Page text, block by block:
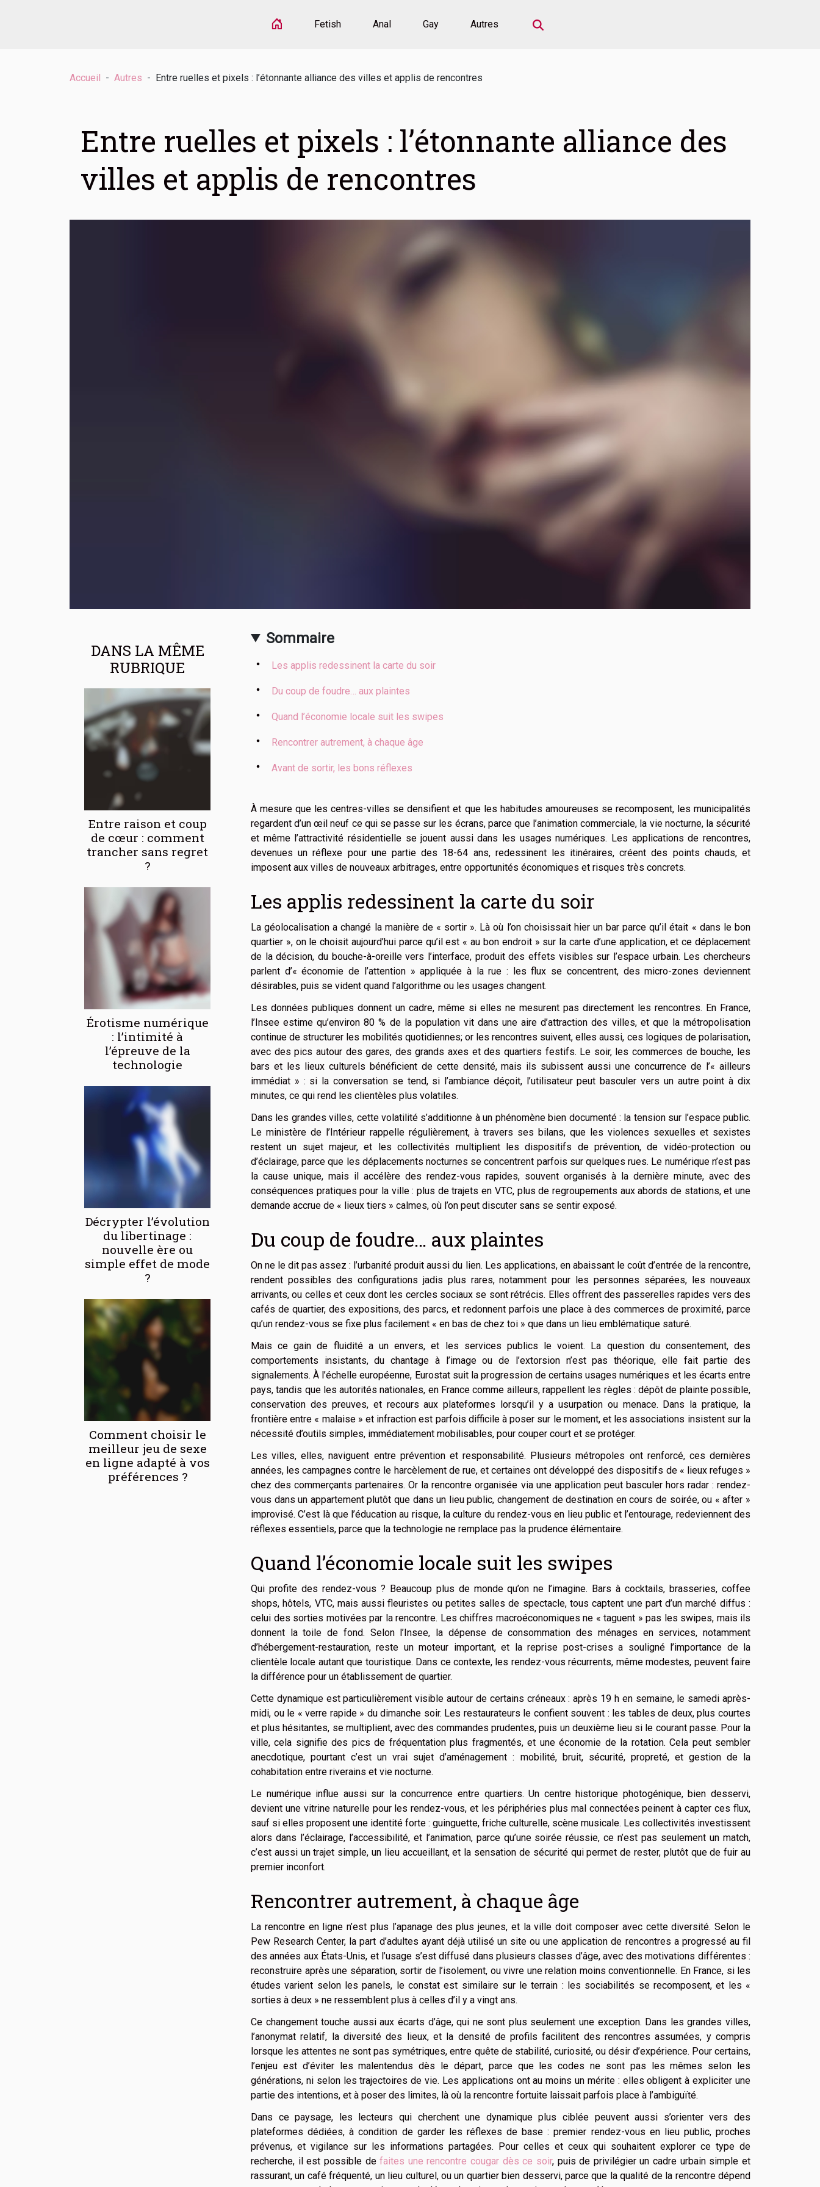
Fetish Anal Gay Autres
Accueil Autres Entre ruelles et pixels : l’étonnante alliance des villes et applis de rencontres
Entre ruelles et pixels : l’étonnante alliance des
villes et applis de rencontres
DANS LA MÊME
RUBRIQUE
Entre raison et coup
de cœur : comment
trancher sans regret
?
Érotisme numérique
: l’intimité à
l’épreuve de la
technologie
Décrypter l’évolution
du libertinage :
nouvelle ère ou
simple effet de mode
?
Comment choisir le
meilleur jeu de sexe
en ligne adapté à vos
préférences ?
Sommaire
Les applis redessinent la carte du soir
Du coup de foudre… aux plaintes
Quand l’économie locale suit les swipes
Rencontrer autrement, à chaque âge
Avant de sortir, les bons réflexes
À mesure que les centres-villes se densifient et que les habitudes amoureuses se recomposent, les municipalités
regardent d’un œil neuf ce qui se passe sur les écrans, parce que l’animation commerciale, la vie nocturne, la sécurité
et même l’attractivité résidentielle se jouent aussi dans les usages numériques. Les applications de rencontres,
devenues un réflexe pour une partie des 18-64 ans, redessinent les itinéraires, créent des points chauds, et
imposent aux villes de nouveaux arbitrages, entre opportunités économiques et risques très concrets.
Les applis redessinent la carte du soir
La géolocalisation a changé la manière de « sortir ». Là où l’on choisissait hier un bar parce qu’il était « dans le bon
quartier », on le choisit aujourd’hui parce qu’il est « au bon endroit » sur la carte d’une application, et ce déplacement
de la décision, du bouche-à-oreille vers l’interface, produit des effets visibles sur l’espace urbain. Les chercheurs
parlent d’« économie de l’attention » appliquée à la rue : les flux se concentrent, des micro-zones deviennent
désirables, puis se vident quand l’algorithme ou les usages changent.
Les données publiques donnent un cadre, même si elles ne mesurent pas directement les rencontres. En France,
l’Insee estime qu’environ 80 % de la population vit dans une aire d’attraction des villes, et que la métropolisation
continue de structurer les mobilités quotidiennes; or les rencontres suivent, elles aussi, ces logiques de polarisation,
avec des pics autour des gares, des grands axes et des quartiers festifs. Le soir, les commerces de bouche, les
bars et les lieux culturels bénéficient de cette densité, mais ils subissent aussi une concurrence de l’« ailleurs
immédiat » : si la conversation se tend, si l’ambiance déçoit, l’utilisateur peut basculer vers un autre point à dix
minutes, ce qui rend les clientèles plus volatiles.
Dans les grandes villes, cette volatilité s’additionne à un phénomène bien documenté : la tension sur l’espace public.
Le ministère de l’Intérieur rappelle régulièrement, à travers ses bilans, que les violences sexuelles et sexistes
restent un sujet majeur, et les collectivités multiplient les dispositifs de prévention, de vidéo-protection ou
d’éclairage, parce que les déplacements nocturnes se concentrent parfois sur quelques rues. Le numérique n’est pas
la cause unique, mais il accélère des rendez-vous rapides, souvent organisés à la dernière minute, avec des
conséquences pratiques pour la ville : plus de trajets en VTC, plus de regroupements aux abords de stations, et une
demande accrue de « lieux tiers » calmes, où l’on peut discuter sans se sentir exposé.
Du coup de foudre… aux plaintes
On ne le dit pas assez : l’urbanité produit aussi du lien. Les applications, en abaissant le coût d’entrée de la rencontre,
rendent possibles des configurations jadis plus rares, notamment pour les personnes séparées, les nouveaux
arrivants, ou celles et ceux dont les cercles sociaux se sont rétrécis. Elles offrent des passerelles rapides vers des
cafés de quartier, des expositions, des parcs, et redonnent parfois une place à des commerces de proximité, parce
qu’un rendez-vous se fixe plus facilement « en bas de chez toi » que dans un lieu emblématique saturé.
Mais ce gain de fluidité a un envers, et les services publics le voient. La question du consentement, des
comportements insistants, du chantage à l’image ou de l’extorsion n’est pas théorique, elle fait partie des
signalements. À l’échelle européenne, Eurostat suit la progression de certains usages numériques et les écarts entre
pays, tandis que les autorités nationales, en France comme ailleurs, rappellent les règles : dépôt de plainte possible,
conservation des preuves, et recours aux plateformes lorsqu’il y a usurpation ou menace. Dans la pratique, la
frontière entre « malaise » et infraction est parfois difficile à poser sur le moment, et les associations insistent sur la
nécessité d’outils simples, immédiatement mobilisables, pour couper court et se protéger.
Les villes, elles, naviguent entre prévention et responsabilité. Plusieurs métropoles ont renforcé, ces dernières
années, les campagnes contre le harcèlement de rue, et certaines ont développé des dispositifs de « lieux refuges »
chez des commerçants partenaires. Or la rencontre organisée via une application peut basculer hors radar : rendez-
vous dans un appartement plutôt que dans un lieu public, changement de destination en cours de soirée, ou « after »
improvisé. C’est là que l’éducation au risque, la culture du rendez-vous en lieu public et l’entourage, redeviennent des
réflexes essentiels, parce que la technologie ne remplace pas la prudence élémentaire.
Quand l’économie locale suit les swipes
Qui profite des rendez-vous ? Beaucoup plus de monde qu’on ne l’imagine. Bars à cocktails, brasseries, coffee
shops, hôtels, VTC, mais aussi fleuristes ou petites salles de spectacle, tous captent une part d’un marché diffus :
celui des sorties motivées par la rencontre. Les chiffres macroéconomiques ne « taguent » pas les swipes, mais ils
donnent la toile de fond. Selon l’Insee, la dépense de consommation des ménages en services, notamment
d’hébergement-restauration, reste un moteur important, et la reprise post-crises a souligné l’importance de la
clientèle locale autant que touristique. Dans ce contexte, les rendez-vous récurrents, même modestes, peuvent faire
la différence pour un établissement de quartier.
Cette dynamique est particulièrement visible autour de certains créneaux : après 19 h en semaine, le samedi après-
midi, ou le « verre rapide » du dimanche soir. Les restaurateurs le confient souvent : les tables de deux, plus courtes
et plus hésitantes, se multiplient, avec des commandes prudentes, puis un deuxième lieu si le courant passe. Pour la
ville, cela signifie des pics de fréquentation plus fragmentés, et une économie de la rotation. Cela peut sembler
anecdotique, pourtant c’est un vrai sujet d’aménagement : mobilité, bruit, sécurité, propreté, et gestion de la
cohabitation entre riverains et vie nocturne.
Le numérique influe aussi sur la concurrence entre quartiers. Un centre historique photogénique, bien desservi,
devient une vitrine naturelle pour les rendez-vous, et les périphéries plus mal connectées peinent à capter ces flux,
sauf si elles proposent une identité forte : guinguette, friche culturelle, scène musicale. Les collectivités investissent
alors dans l’éclairage, l’accessibilité, et l’animation, parce qu’une soirée réussie, ce n’est pas seulement un match,
c’est aussi un trajet simple, un lieu accueillant, et la sensation de sécurité qui permet de rester, plutôt que de fuir au
premier inconfort.
Rencontrer autrement, à chaque âge
La rencontre en ligne n’est plus l’apanage des plus jeunes, et la ville doit composer avec cette diversité. Selon le
Pew Research Center, la part d’adultes ayant déjà utilisé un site ou une application de rencontres a progressé au fil
des années aux États-Unis, et l’usage s’est diffusé dans plusieurs classes d’âge, avec des motivations différentes :
reconstruire après une séparation, sortir de l’isolement, ou vivre une relation moins conventionnelle. En France, si les
études varient selon les panels, le constat est similaire sur le terrain : les sociabilités se recomposent, et les «
sorties à deux » ne ressemblent plus à celles d’il y a vingt ans.
Ce changement touche aussi aux écarts d’âge, qui ne sont plus seulement une exception. Dans les grandes villes,
l’anonymat relatif, la diversité des lieux, et la densité de profils facilitent des rencontres assumées, y compris
lorsque les attentes ne sont pas symétriques, entre quête de stabilité, curiosité, ou désir d’expérience. Pour certains,
l’enjeu est d’éviter les malentendus dès le départ, parce que les codes ne sont pas les mêmes selon les
générations, ni selon les trajectoires de vie. Les applications ont au moins un mérite : elles obligent à expliciter une
partie des intentions, et à poser des limites, là où la rencontre fortuite laissait parfois place à l’ambiguïté.
Dans ce paysage, les lecteurs qui cherchent une dynamique plus ciblée peuvent aussi s’orienter vers des
plateformes dédiées, à condition de garder les réflexes de base : premier rendez-vous en lieu public, proches
prévenus, et vigilance sur les informations partagées. Pour celles et ceux qui souhaitent explorer ce type de
recherche, il est possible defaites une rencontre cougar dès ce soir, puis de privilégier un cadre urbain simple et
rassurant, un café fréquenté, un lieu culturel, ou un quartier bien desservi, parce que la qualité de la rencontre dépend